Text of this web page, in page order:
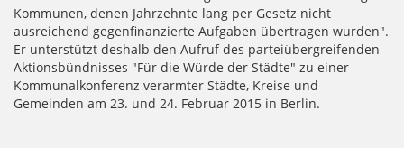
Kommunen, denen Jahrzehnte lang per Gesetz nicht
ausreichend gegenfinanzierte Aufgaben übertragen wurden".
Er unterstützt deshalb den Aufruf des parteiübergreifenden
Aktionsbündnisses "Für die Würde der Städte" zu einer
Kommunalkonferenz verarmter Städte, Kreise und
Gemeinden am 23. und 24. Februar 2015 in Berlin.